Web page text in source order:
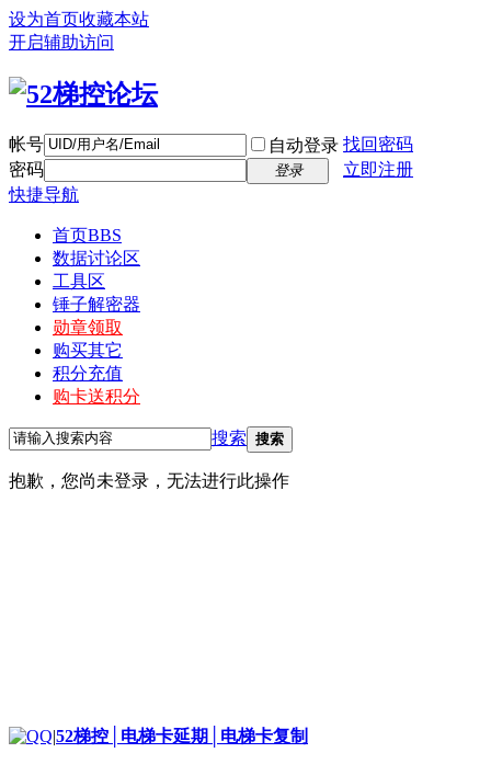
设为首页收藏本站
开启辅助访问
帐号 自动登录 找回密码
密码
登录
立即注册
快捷导航
首页BBS
数据讨论区
工具区
锤子解密器
勋章领取
购买其它
积分充值
购卡送积分
搜索 搜索
抱歉，您尚未登录，无法进行此操作
|52梯控│电梯卡延期│电梯卡复制